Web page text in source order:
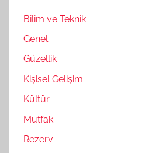
Bilim ve Teknik
Genel
Güzellik
Kişisel Gelişim
Kültür
Mutfak
Rezerv